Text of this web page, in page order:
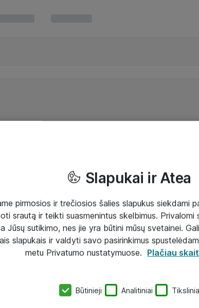
Slapukai ir Atea
pirmosios ir trečiosios šalies slapukus siekdami
srautą ir teikti suasmenintus skelbimus. Privalomi
Jūsų sutikimo, nes jie yra būtini mūsų svetainei.
slapukais ir valdyti savo pasirinkimus
metu Privatumo nustatymuose. Plačiau
Būtinieji Analitiniai